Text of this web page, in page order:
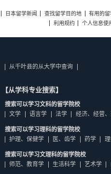
日本留学新闻 查找留学目的地 有用的留
利用规约
个人信息使
从千叶县的从大学中查询
【从学科专业搜索】
搜索可以学习文科的留学院校
文学
语言学 法学 经济、经营
搜索可以学习理科的留学院校
护理、保健学
医、齿学 药学
搜索可以学习文理科的留学院校
师范、教育学
生活科学 艺术学